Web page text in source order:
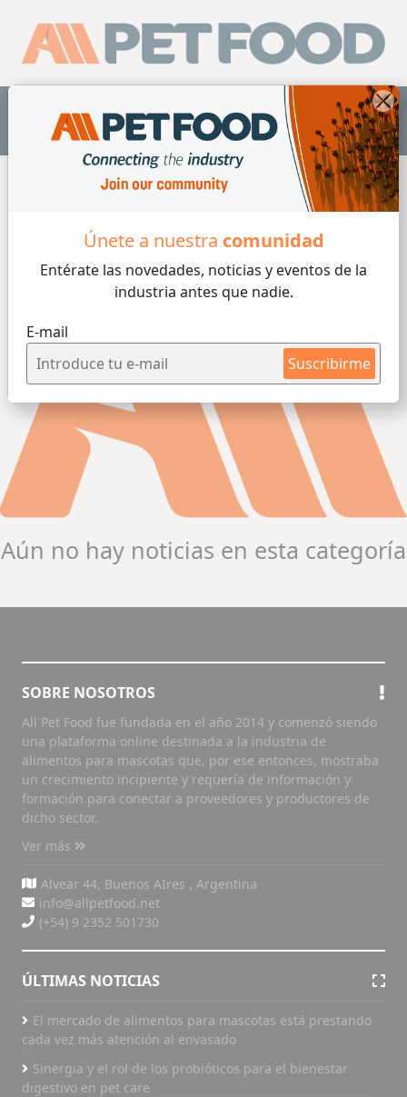
Únete a nuestra comunidad
Entérate las novedades, noticias y eventos de la
industria antes que nadie.
E-mail
Suscribirme
ES
Grado Humano
Aún no hay noticias en esta categoría
SOBRE NOSOTROS
All Pet Food fue fundada en el año 2014 y comenzó siendo
una plataforma online destinada a la industria de
alimentos para mascotas que, por ese entonces, mostraba
un crecimiento incipiente y requería de información y
formación para conectar a proveedores y productores de
dicho sector.
Ver más
Alvear 44, Buenos AIres , Argentina
info@allpetfood.net
(+54) 9 2352 501730
ÚLTIMAS NOTICIAS
El mercado de alimentos para mascotas está prestando
cada vez más atención al envasado
Sinergia y el rol de los probióticos para el bienestar
digestivo en pet care